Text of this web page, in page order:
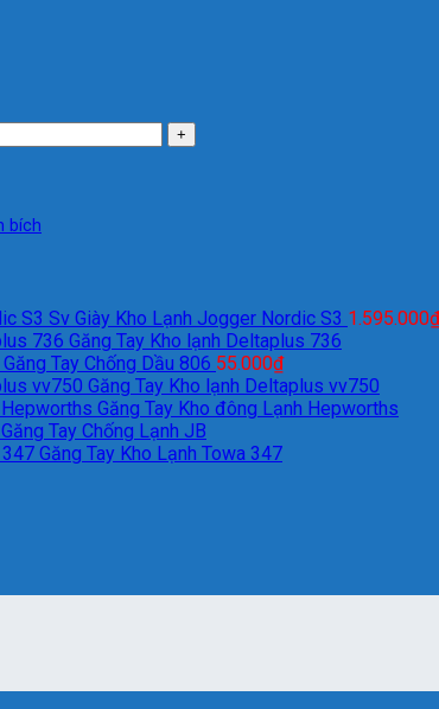
Giày Kho Lạnh Jogger Nordic S3 1.595.000₫
Găng Tay Kho lạnh Deltaplus 736
Găng Tay Chống Dầu 806 55.000₫
Găng Tay Kho lạnh Deltaplus vv750
Găng Tay Kho đông Lạnh Hepworths
Găng Tay Chống Lạnh JB
Găng Tay Kho Lạnh Towa 347